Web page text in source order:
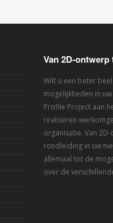
Van 2D-
Wilt u een beter
mogelijkheden in
Profile Project aan
realiseren
organisatie. Van
rondleiding in uw
allemaal tot de
over de